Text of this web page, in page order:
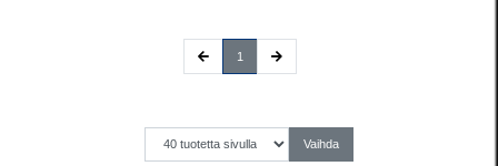
1 (current)